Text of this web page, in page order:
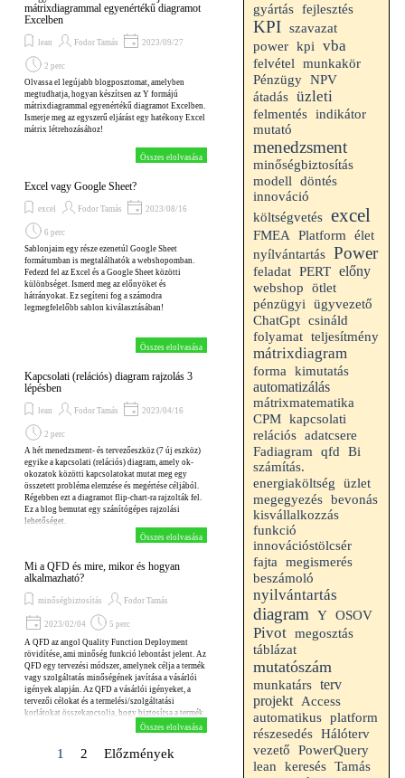
mátrixdiagrammal egyenértékű diagramot
Excelben
lean Fodor Tamás 2023/09/27
2 perc
Olvassa el legújabb blogposztomat, amelyben
megtudhatja, hogyan készítsen az Y formájú
mátrixdiagrammal egyenértékű diagramot Excelben.
Ismerje meg az egyszerű eljárást egy hatékony Excel
mátrix létrehozásához!
Összes elolvasása
Excel vagy Google Sheet?
excel Fodor Tamás 2023/08/16
6 perc
Sablonjaim egy része ezenetúl Google Sheet
formátumban is megtalálhatók a webshopomban.
Fedezd fel az Excel és a Google Sheet közötti
különbséget. Ismerd meg az előnyöket és
hátrányokat. Ez segíteni fog a számodra
legmegfelelőbb sablon kiválasztásában!
Összes elolvasása
Kapcsolati (relációs) diagram rajzolás 3
lépésben
lean Fodor Tamás 2023/04/16
2 perc
A hét menedzsment- és tervezőeszköz (7 új eszköz)
egyike a kapcsolati (relációs) diagram, amely ok-
okozatok közötti kapcsolatokat mutat meg egy
összetett probléma elemzése és megértése céljából.
Régebben ezt a diagramot flip-chart-ra rajzolták fel.
Ez a blog bemutat egy szánítógépes rajzolási
lehetőséget.
Összes elolvasása
Mi a QFD és mire, mikor és hogyan
alkalmazható?
minőségbiztosítás Fodor Tamás
2023/02/04
5 perc
A QFD az angol Quality Function Deployment
rövidítése, ami minőség funkció lebontást jelent. Az
QFD egy tervezési módszer, amelynek célja a termék
vagy szolgáltatás minőségének javítása a vásárlói
igények alapján. Az QFD a vásárlói igényeket, a
tervezői célokat és a termelési/szolgáltatási
korlátokat összekapcsolja, hogy biztosítsa a termék
vagy szolgáltatás magas minőségét.Összes elolvasása
Jelenlegi oldal:
1 Ugrás az oldalra:
2 Előzmények
gyártás fejlesztés
KPI szavazat
power kpi vba
felvétel
munkakör
Pénzügy NPV
átadás üzleti
felmentés indikátor
mutató
menedzsment
minőségbiztosítás
modell
döntés
innováció
költségvetés excel
FMEA Platform
élet
nyílvántartás Power
feladat PERT előny
webshop
ötlet
pénzügyi
ügyvezető
ChatGpt csináld
folyamat teljesítmény
mátrixdiagram
forma kimutatás
automatizálás
mátrixmatematika
CPM kapcsolati
relációs adatcsere
Fadiagram
qfd
Bi
számítás.
energiaköltség
üzlet
megegyezés bevonás
kisvállalkozzás
funkció
innovációstölcsér
fajta
megismerés
beszámoló
nyilvántartás
diagram Y OSOV
Pivot megosztás
táblázat
mutatószám
munkatárs terv
projekt
Access
automatikus platform
részesedés Hálóterv
vezető
PowerQuery
lean
keresés Tamás